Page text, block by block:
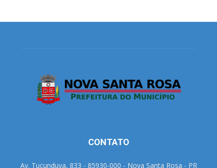
CONTATO
Av. Tucunduva, 833 - 85930-000 - Nova Santa Rosa - PR